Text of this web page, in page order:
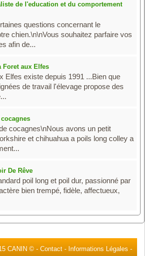
de l'education et du comportement
questions concernant le
chien.\n\nVous souhaitez parfaire vos
afin de...
Foret aux Elfes
Elfes existe depuis 1991 ...Bien que
de travail l'élevage propose des
cocagnes\nNous avons un petit
et chihuahua a poils long colley a
De Rêve
poil long et poil dur, passionné par
bien trempé, fidèle, affectueux,
CANIN © - Contact- Informations Légales -